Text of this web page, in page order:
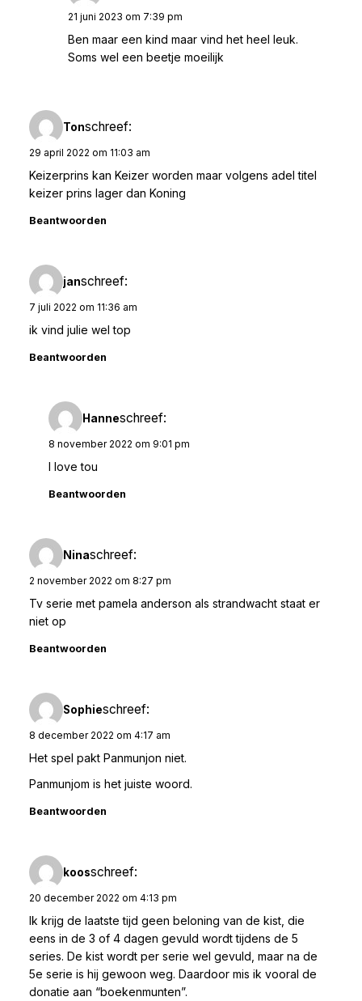
21 juni 2023 om 7:39 pm
Ben maar een kind maar vind het heel leuk.
Soms wel een beetje moeilijk
Tonschreef:
29 april 2022 om 11:03 am
Keizerprins kan Keizer worden maar volgens adel titel
keizer prins lager dan Koning
Beantwoorden
janschreef:
7 juli 2022 om 11:36 am
ik vind julie wel top
Beantwoorden
Hanneschreef:
8 november 2022 om 9:01 pm
I love tou
Beantwoorden
Ninaschreef:
2 november 2022 om 8:27 pm
Tv serie met pamela anderson als strandwacht staat er
niet op
Beantwoorden
Sophieschreef:
8 december 2022 om 4:17 am
Het spel pakt Panmunjon niet.
Panmunjom is het juiste woord.
Beantwoorden
koosschreef:
20 december 2022 om 4:13 pm
Ik krijg de laatste tijd geen beloning van de kist, die
eens in de 3 of 4 dagen gevuld wordt tijdens de 5
series. De kist wordt per serie wel gevuld, maar na de
5e serie is hij gewoon weg. Daardoor mis ik vooral de
donatie aan “boekenmunten”.